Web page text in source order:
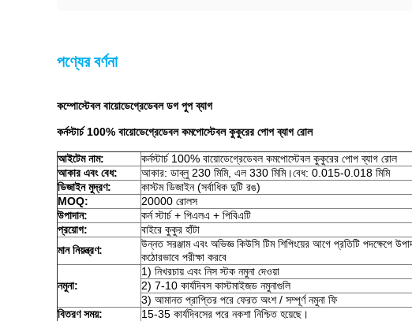
পণ্যের বর্ণনা
কম্পোস্টেবল বায়োডেগ্রেডেবল ডগ পুপ ব্যাগ
কর্নস্টার্চ 100% বায়োডেগ্রেডেবল কমপোস্টেবল কুকুরের পোপ ব্যাগ রোল
আইটেমনাম:
কর্নস্টার্চ 100% বায়োডেগ্রেডেবল কমপোস্টেবল কুকুরের পোপ ব্যাগ রোল
আকার এবং বেধ:
আকার: ডাব্লু 230 মিমি, এল 330 মিমি।বেধ: 0.015-0.018 মিমি
ডিজাইন মুদ্রণ:
কাস্টম ডিজাইন (সর্বাধিক দুটি রঙ)
MOQ:
20000 রোলস
উপাদান:
কর্ন স্টার্চ + পিএলএ + পিবিএটি
প্রয়োগ:
বাইরে কুকুর হাঁটা
মান নিয়ন্ত্রণ:
উন্নত সরঞ্জাম এবং অভিজ্ঞ কিউসি টিম শিপিংয়ের আগে প্রতিটি পদক্ষেপে
কঠোরভাবে পরীক্ষা করবে
নমুনা:
1) নিখরচায় এবং নিস স্টক নমুনা দেওয়া
2) 7-10 কার্যদিবস কাস্টমাইজড নমুনাগুলি
3) আমানত প্রাপ্তির পরে ফেরত অংশ / সম্পূর্ণ নমুনা ফি
বিতরণ সময়:
15-35 কার্যদিবসের পরে নকশা নিশ্চিত হয়েছে।